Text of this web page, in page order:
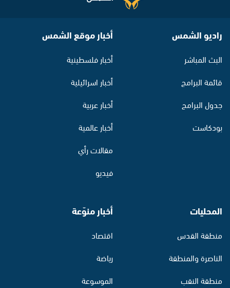
راديو الشمس
البث المباشر
قائمة البرامج
جدول البرامج
بودكاست
أخبار موقع الشمس
أخبار فلسطينية
أخبار اسرائيلية
أخبار عربية
أخبار عالمية
مقالات رأي
فيديو
المحليات
منطقة القدس
الناصرة والمنطقة
منطقة النقب
أخبار منوّعة
اقتصاد
رياضة
الموسوعة